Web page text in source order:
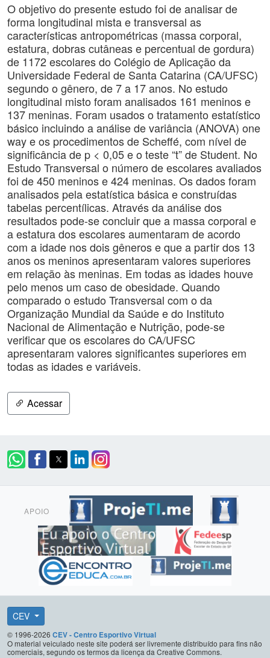
O objetivo do presente estudo foi de analisar de
forma longitudinal mista e transversal as
características antropométricas (massa corporal,
estatura, dobras cutâneas e percentual de gordura)
de 1172 escolares do Colégio de Aplicação da
Universidade Federal de Santa Catarina (CA/UFSC)
segundo o gênero, de 7 a 17 anos. No estudo
longitudinal misto foram analisados 161 meninos e
137 meninas. Foram usados o tratamento estatístico
básico incluindo a análise de variância (ANOVA) one
way e os procedimentos de Scheffé, com nível de
significância de p < 0,05 e o teste “t” de Student. No
Estudo Transversal o número de escolares avaliados
foi de 450 meninos e 424 meninas. Os dados foram
analisados pela estatística básica e construídas
tabelas percentílicas. Através da análise dos
resultados pode-se concluir que a massa corporal e
a estatura dos escolares aumentaram de acordo
com a idade nos dois gêneros e que a partir dos 13
anos os meninos apresentaram valores superiores
em relação às meninas. Em todas as idades houve
pelo menos um caso de obesidade. Quando
comparado o estudo Transversal com o da
Organização Mundial da Saúde e do Instituto
Nacional de Alimentação e Nutrição, pode-se
verificar que os escolares do CA/UFSC
apresentaram valores significantes superiores em
todas as idades e variáveis.
Acessar
APOIO
CEV
© 1996-2026 CEV - Centro Esportivo Virtual
O material veiculado neste site poderá ser livremente distribuído para fins não
comerciais, segundo os termos da licença da Creative Commons.